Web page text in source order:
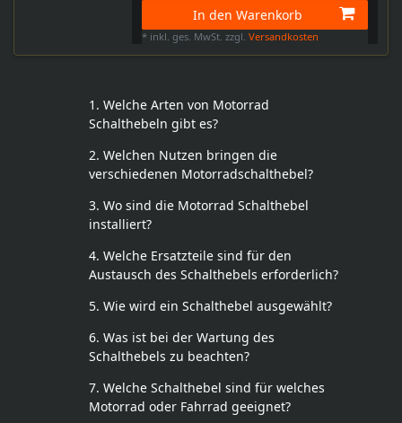
In den Warenkorb
* inkl. ges. MwSt. zzgl.Versandkosten
1. Welche Arten von Motorrad
Schalthebeln gibt es?
2. Welchen Nutzen bringen die
verschiedenen Motorradschalthebel?
3. Wo sind die Motorrad Schalthebel
installiert?
4. Welche Ersatzteile sind für den
Austausch des Schalthebels erforderlich?
5. Wie wird ein Schalthebel ausgewählt?
6. Was ist bei der Wartung des
Schalthebels zu beachten?
7. Welche Schalthebel sind für welches
Motorrad oder Fahrrad geeignet?